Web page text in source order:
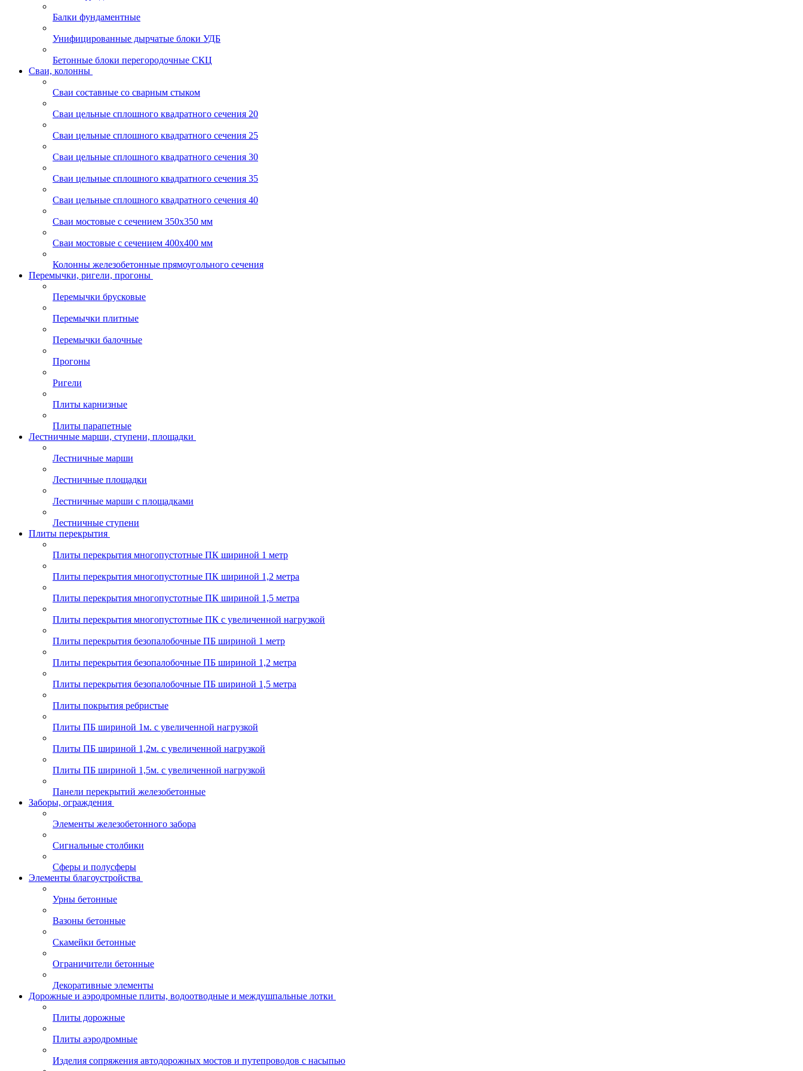
Балки фундаментные
Унифицированные дырчатые блоки УДБ
Бетонные блоки перегородочные СКЦ
Сваи, колонны
Сваи составные со сварным стыком
Сваи цельные сплошного квадратного сечения 20
Сваи цельные сплошного квадратного сечения 25
Сваи цельные сплошного квадратного сечения 30
Сваи цельные сплошного квадратного сечения 35
Сваи цельные сплошного квадратного сечения 40
Сваи мостовые с сечением 350х350 мм
Сваи мостовые с сечением 400х400 мм
Колонны железобетонные прямоугольного сечения
Перемычки, ригели, прогоны
Перемычки брусковые
Перемычки плитные
Перемычки балочные
Прогоны
Ригели
Плиты карнизные
Плиты парапетные
Лестничные марши, ступени, площадки
Лестничные марши
Лестничные площадки
Лестничные марши с площадками
Лестничные ступени
Плиты перекрытия
Плиты перекрытия многопустотные ПК шириной 1 метр
Плиты перекрытия многопустотные ПК шириной 1,2 метра
Плиты перекрытия многопустотные ПК шириной 1,5 метра
Плиты перекрытия многопустотные ПК с увеличенной нагрузкой
Плиты перекрытия безопалобочные ПБ шириной 1 метр
Плиты перекрытия безопалобочные ПБ шириной 1,2 метра
Плиты перекрытия безопалобочные ПБ шириной 1,5 метра
Плиты покрытия ребристые
Плиты ПБ шириной 1м. с увеличенной нагрузкой
Плиты ПБ шириной 1,2м. с увеличенной нагрузкой
Плиты ПБ шириной 1,5м. с увеличенной нагрузкой
Панели перекрытий железобетонные
Заборы, ограждения
Элементы железобетонного забора
Сигнальные столбики
Сферы и полусферы
Элементы благоустройства
Урны бетонные
Вазоны бетонные
Скамейки бетонные
Ограничители бетонные
Декоративные элементы
Дорожные и аэродромные плиты, водоотводные и междушпальные лотки
Плиты дорожные
Плиты аэродромные
Изделия сопряжения автодорожных мостов и путепроводов с насыпью